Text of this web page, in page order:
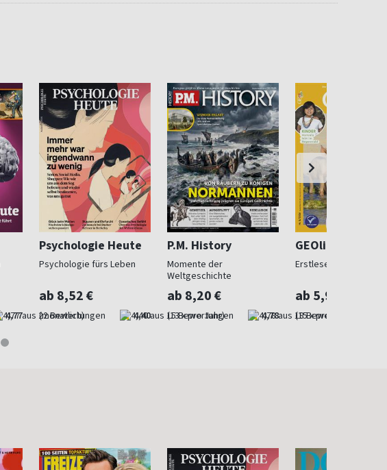
4,77
Psychologie Heute
Psychologie fürs Leben
ab 8,52 €
(monatlich) 4,40
P.M. History
Momente der
Weltgeschichte
ab 8,20 €
(13 x pro Jahr) 4,78
GEOlino Mini
Erstleser ab 5
ab 5,90 €
(15 x pro Jahr)